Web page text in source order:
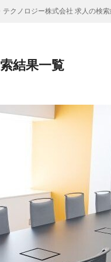
テクノロジー株式会社 求人の検
結果一覧